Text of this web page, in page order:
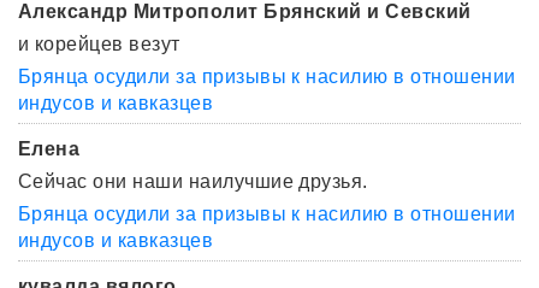
Александр Митрополит Брянский и Севский
и корейцев везут
Брянца осудили за призывы к насилию в отношении
индусов и кавказцев
Елена
Сейчас они наши наилучшие друзья.
Брянца осудили за призывы к насилию в отношении
индусов и кавказцев